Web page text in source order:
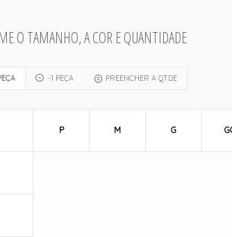
O TAMANHO, A COR E QUANTIDADE
-1 PEÇA PREENCHER A QTDE
P M G